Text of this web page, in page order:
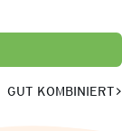
GUT KOMBINIERT